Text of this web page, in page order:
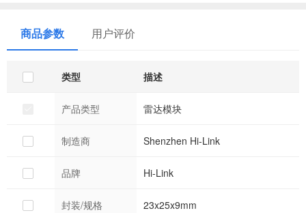
商品参数 用户评价
类型 描述
产品类型 雷达模块
制造商 Shenzhen Hi-Link
品牌 Hi-Link
封装/规格 23x25x9mm